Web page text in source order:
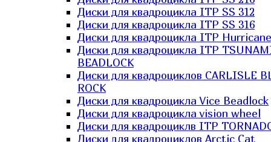
Диски для квадроцикла ITP SS 312
Диски для квадроцикла ITP SS 316
Диски для квадроцикла ITP Hurricane
Диски для квадроцикла ITP
BEADLOCK
Диски для квадроциклов CARLISLE
ROCK
Диски для квадроцикла Vice Beadlock
Диски для квадроцикла vision wheel
Диски для квадроциклв ITP
Диски для квадроциклов Arctic Cat